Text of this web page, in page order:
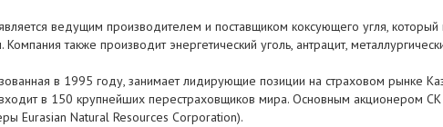
ведущим производителем и поставщиком коксующего угля,
также производит энергетический уголь, антрацит,
в 1995 году, занимает лидирующие позиции на страховом рынке
в 150 крупнейших перестраховщиков мира. Основным акционером СК
Eurasian Natural Resources Corporation).